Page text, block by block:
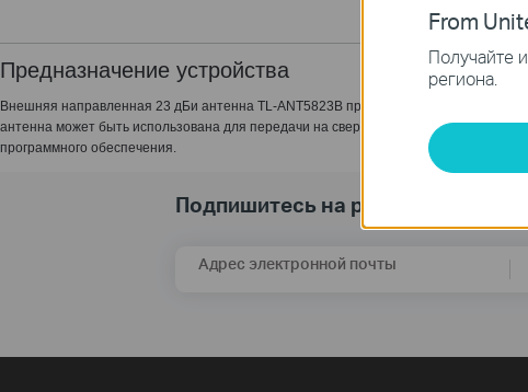
Предназначение устройства
Внешняя направленная 23 дБи антенна TL-ANT5823B предназначена для
антенна может быть использована для передачи на сверхдальние расстояния, и
программного обеспечения.
Подпишитесь на рассылку
Адрес электронной почты
From
Получайте
региона.